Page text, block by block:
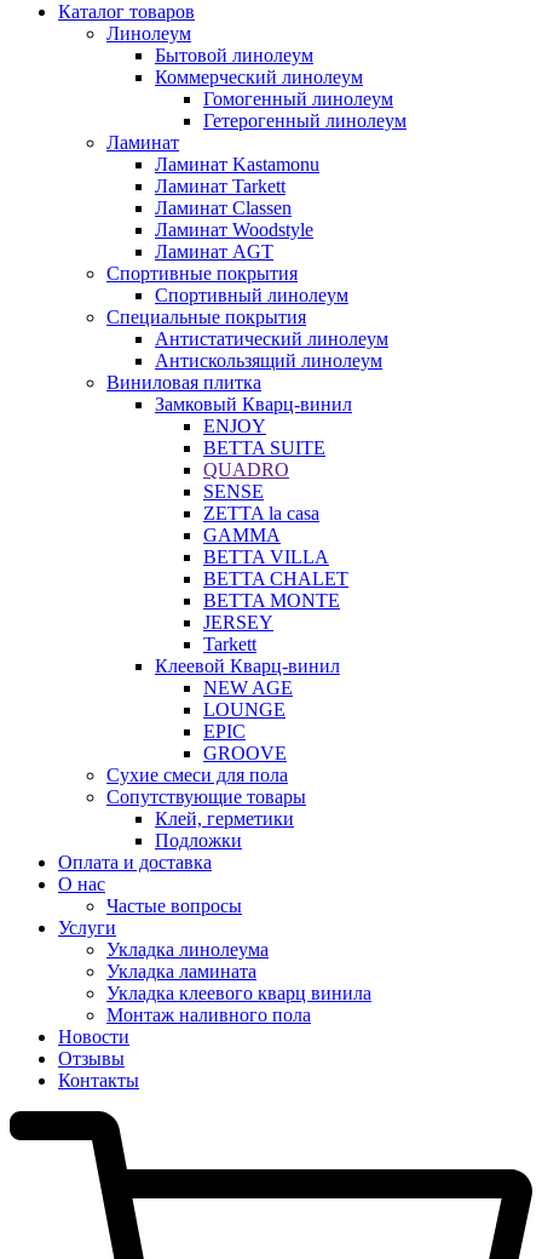
Каталог товаров
Линолеум
Бытовой линолеум
Коммерческий линолеум
Гомогенный линолеум
Гетерогенный линолеум
Ламинат
Ламинат Kastamonu
Ламинат Tarkett
Ламинат Classen
Ламинат Woodstyle
Ламинат AGT
Спортивные покрытия
Спортивный линолеум
Специальные покрытия
Антистатический линолеум
Антискользящий линолеум
Виниловая плитка
Замковый Кварц-винил
ENJOY
BETTA SUITE
QUADRO
SENSE
ZETTA la casa
GAMMA
BETTA VILLA
BETTA CHALET
BETTA MONTE
JERSEY
Tarkett
Клеевой Кварц-винил
NEW AGE
LOUNGE
EPIC
GROOVE
Сухие смеси для пола
Сопутствующие товары
Клей, герметики
Подложки
Оплата и доставка
О нас
Частые вопросы
Услуги
Укладка линолеума
Укладка ламината
Укладка клеевого кварц винила
Монтаж наливного пола
Новости
Отзывы
Контакты